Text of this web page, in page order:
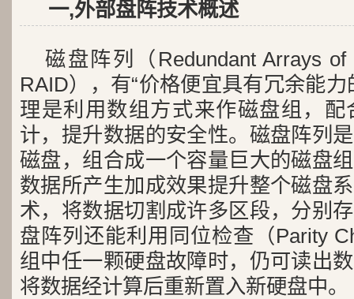
一,外部盘阵技术概述
磁盘阵列（Redundant Arrays of
RAID），有“价格便宜具有冗余能
理是利用数组方式来作磁盘组，
计，提升数据的安全性。磁盘阵列
磁盘，组合成一个容量巨大的磁盘
数据所产生加成效果提升整个磁盘
术，将数据切割成许多区段，分别
盘阵列还能利用同位检查（Parity
组中任一颗硬盘故障时，仍可读出
将数据经计算后重新置入新硬盘中。